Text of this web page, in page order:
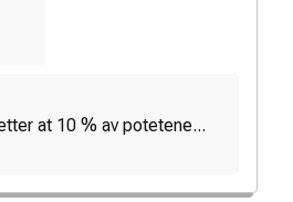
at 10 % av potetene...